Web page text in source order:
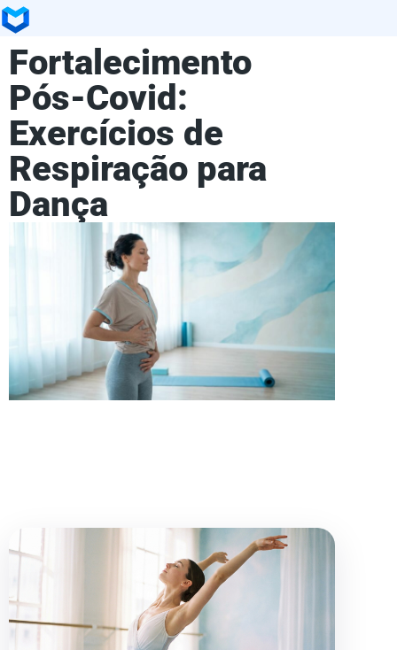
Fortalecimento
Pós-Covid:
Exercícios de
Respiração para
Dança